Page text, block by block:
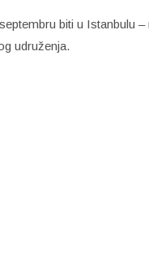
biti u Istanbulu
udruženja.